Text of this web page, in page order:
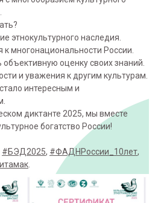
этнокультурного наследия.
многонациональности России.
оценку своих знаний.
и уважения к другим культурам.
интересным и
диктанте 2025, мы вместе
богатство России!
#БЭД2025, #ФАДНРоссии_10лет,